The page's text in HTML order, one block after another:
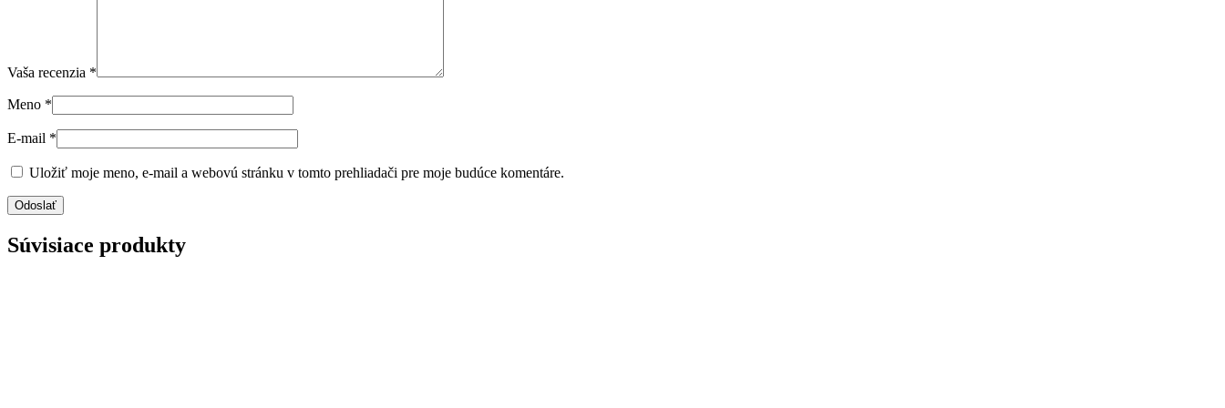
Vaša recenzia *
Meno *
E-mail *
Uložiť moje meno, e-mail a webovú stránku v tomto prehliadači pre moje budúce komentáre.
Súvisiace produkty